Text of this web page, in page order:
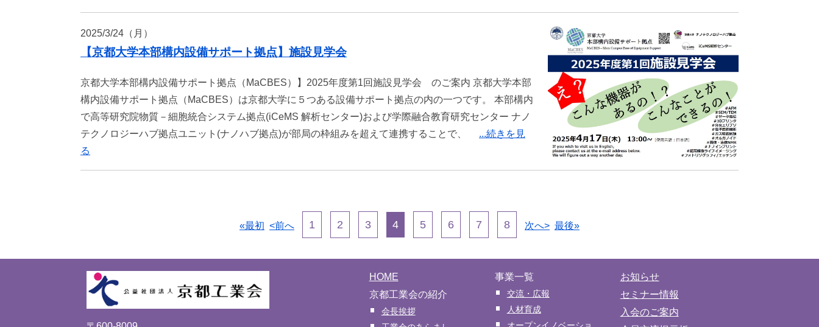
2025/3/24（月）
【京都大学本部構内設備サポート拠点】施設見学会
京都大学本部構内設備サポート拠点（MaCBES）】2025年度第1回施設見学会 のご案内 京都⼤学本部
構内設備サポート拠点（MaCBES）は京都大学に５つある設備サポート拠点の内の一つです。 本部構内
で⾼等研究院物質－細胞統合システム拠点(iCeMS 解析センター)および学際融合教育研究センター ナノ
テクノロジーハブ拠点ユニット(ナノハブ拠点)が部局の枠組みを超えて連携することで、 ...続きを見
る
«最初 <前へ 1 2 3 4 5 6 7 8 次へ> 最後»
HOME
京都工業会の紹介
会長挨拶
事業一覧
交流・広報
人材育成
お知らせ
セミナー情報
入会のご案内